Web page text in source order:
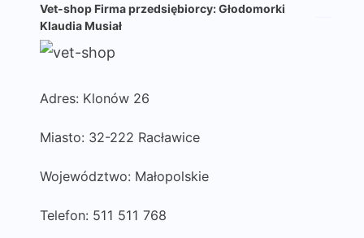
Vet-shop Firma przedsiębiorcy: Głodomorki
Klaudia Musiał
Adres: Klonów 26
Miasto: 32-222 Racławice
Województwo: Małopolskie
Telefon: 511 511 768